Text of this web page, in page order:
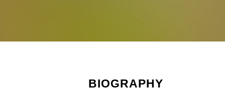
BIOGRAPHY